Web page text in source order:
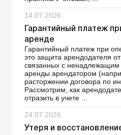
14.07.2026
Гарантийный платеж
аренде
Гарантийный платеж при
это защита арендодателя
связанных с
аренды арендатором
расторжении договора по
Рассмотрим, как
отразить в учете ...
24.07.2026
Утеря и